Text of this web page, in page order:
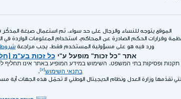
الموقع يتوجه للنساء والرجال على حد سواء. تم استعمال صيغة
وقرارات الحكم الصادرة عن المحاكم. استخدام المعلومات الواردة في
ورد فيه هو على مسؤولية المستخدم فقط. يجب مراجعة شروط
אתר "כל זכות" מופעל ע"י כל זכות בע"מ
תקנות ופסיקות בתי המשפט. השימוש במידע המופיע באתר אינו
בתנאי השימוש
.
تقدّمها وزارة العدل ونظام الديجيتال الوطني لا تحمّل هذه الجهات أية